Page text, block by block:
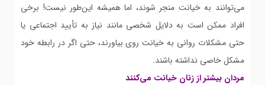
می‌توانند به خیانت منجر شوند، اما همیشه این‌طور نیست! برخی
افراد ممکن است به دلایل شخصی مانند نیاز به تأیید اجتماعی یا
حتی مشکلات روانی به خیانت روی بیاورند، حتی اگر در رابطه خود
مشکل خاصی نداشته باشند.
مردان بیشتر از زنان خیانت می‌کنند